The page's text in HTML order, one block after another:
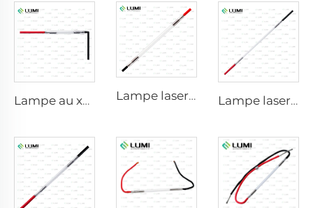
Lampe au xénon IPL P1541 – 9×45×100 mm Lampe laser au xénon L2741 – 7×100×167 mm Lampe laser au xénon L2851-5×105×175 mm